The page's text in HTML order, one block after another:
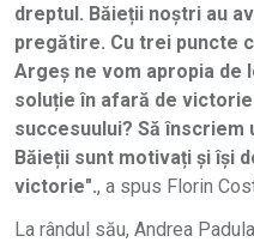
dreptul. Băieții noștri au
pregătire. Cu trei puncte
Argeș ne vom apropia de
soluție în afară de
succesuului? Să înscriem
Băieții sunt motivați și își
victorie"., a spus Florin
La rândul său, Andrea